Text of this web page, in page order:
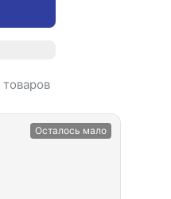
товаров
Осталось мало